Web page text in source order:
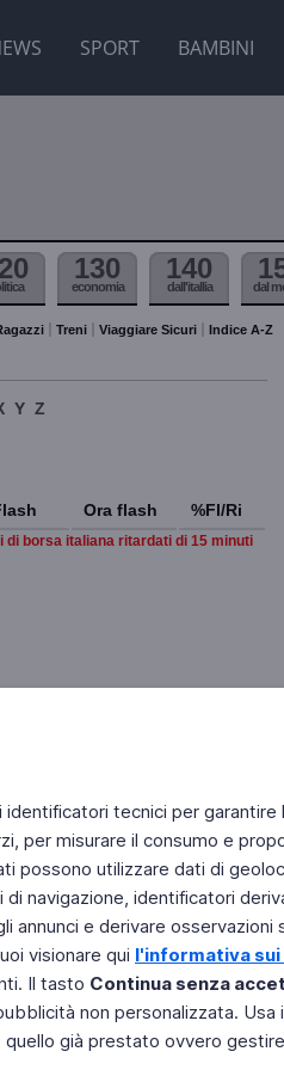
SPORT BAMBINI
tecnici per
per misurare il consumo e
possono utilizzare dati di
navigazione, identificatori
e derivare
visionare qui l'informativa sui
Il tasto Continua senza
non personalizzata. Usa
già prestato ovvero
130
economia
140
dall'itallia dal
Treni Viaggiare Sicuri Indice A-Z
Y Z
Ora flash %Fl/Ri
di borsa italiana ritardati di 15 minuti
tua Home Page Chi Siamo
© 2011 Rai - Tutti i diritti riservati
by RAI - Reti e Piattaforme